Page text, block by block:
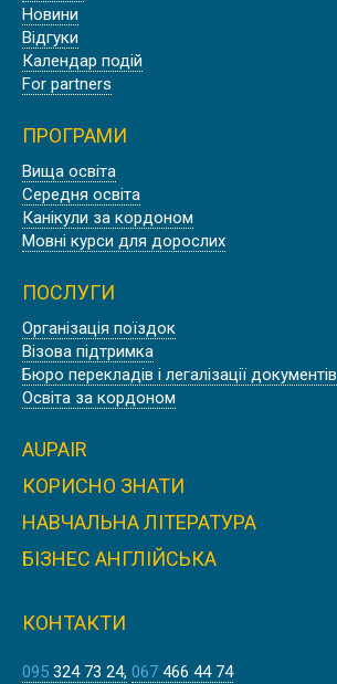
Новини
Відгуки
Календар подій
For partners
ПРОГРАМИ
Вища освіта
Середня освіта
Канікули за кордоном
Мовні курси для дорослих
ПОСЛУГИ
Організація поїздок
Візова підтримка
Бюро перекладів і легалізації документів
Освіта за кордоном
AUPAIR
КОРИСНО ЗНАТИ
НАВЧАЛЬНА ЛІТЕРАТУРА
БІЗНЕС АНГЛІЙСЬКА
КОНТАКТИ
095 324 73 24 067 466 44 74